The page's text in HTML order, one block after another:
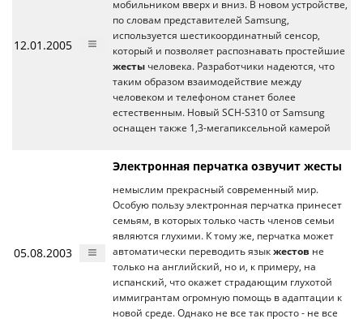
12.01.2005
мобильником вверх и вниз. В новом устройстве,
по словам представителей Samsung,
используется шестикоординатный сенсор,
который и позволяет распознавать простейшие
жесты человека. Разработчики надеются, что
таким образом взаимодействие между
человеком и телефоном станет более
естественным. Новый SCH-S310 от Samsung
оснащен также 1,3-мегапиксельной камерой
05.08.2003
Электронная перчатка озвучит жесты
немыслим прекрасный современный мир.
Особую пользу электронная перчатка принесет
семьям, в которых только часть членов семьи
являются глухими. К тому же, перчатка может
автоматически переводить язык жестов не
только на английский, но и, к примеру, на
испанский, что окажет страдающим глухотой
иммигрантам огромную помощь в адаптации к
новой среде. Однако не все так просто - не все